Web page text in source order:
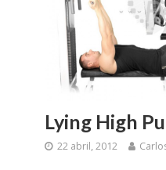
Lying High
22 abril, 2012